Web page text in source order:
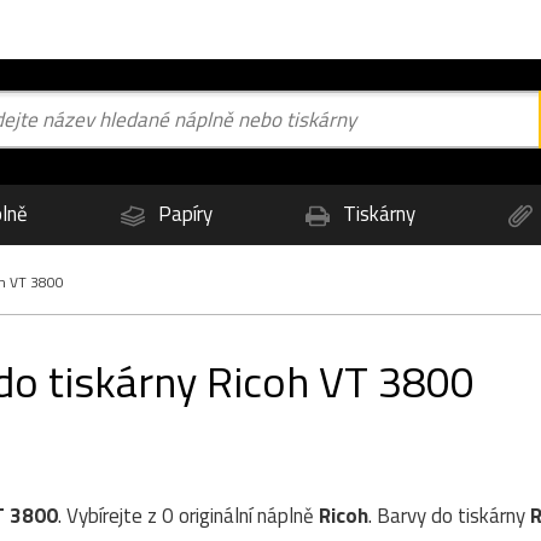
Papíry Tiskárny
VT 3800
tiskárny Ricoh VT 3800
3800. Vybírejte z 0 originální náplně Ricoh. Barvy do tiskárny